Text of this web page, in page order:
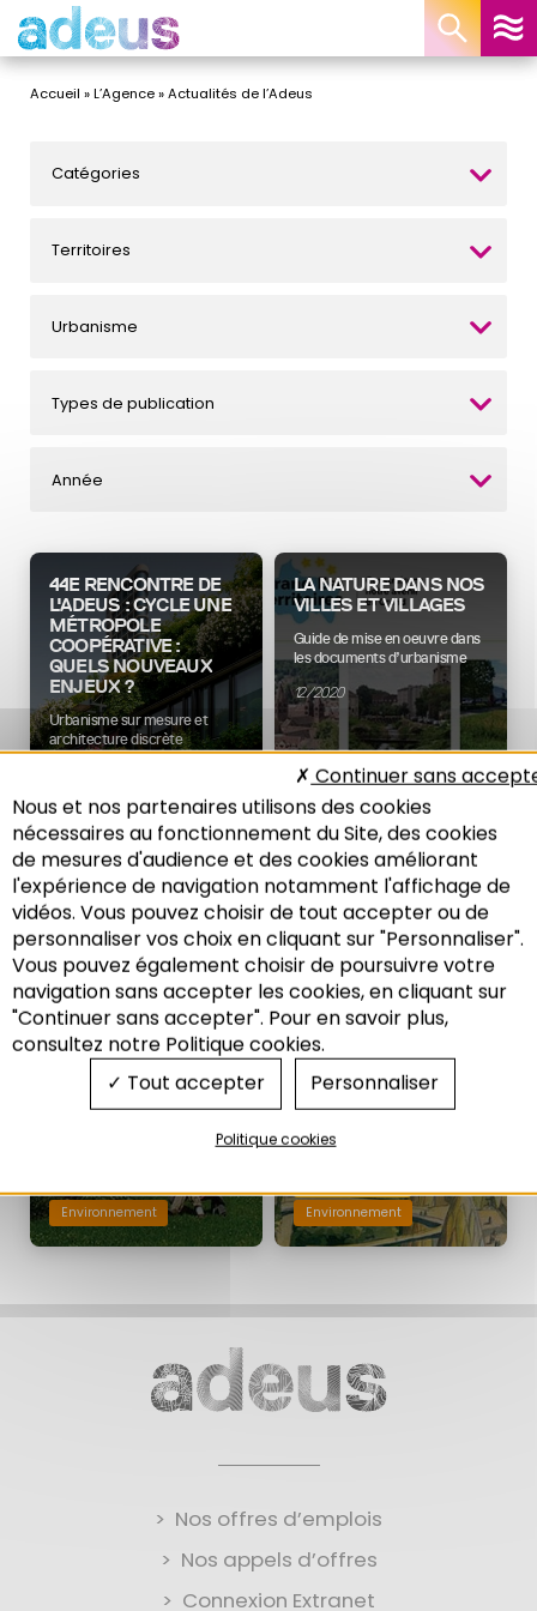
Recherche
Accueil »L’Agence»Actualités de l’Adeus
Catégories
Territoires
Urbanisme
Types de publication
Année
44E RENCONTRE DE
L'ADEUS : CYCLE UNE
MÉTROPOLE
COOPÉRATIVE :
QUELS NOUVEAUX
ENJEUX ?
Urbanisme sur mesure et
architecture discrète
Aménagement
LA NATURE DANS NOS
VILLES ET VILLAGES
Guide de mise en oeuvre dans
les documents d’urbanisme
12/2020
Environnement
LES NOTES DE
L'ADEUS N°302
Les bienfaits du végétal : agir
pour un urbanisme favorable à
la santé
Environnement
NOTE DE L'ADEUS
N°295
Les paradoxes d’un urbanisme
résilient « faire mieux avec
moins de foncier : une
équation complexe »
06/2020
Environnement
Nos offres d’emplois
Nos appels d’offres
Connexion Extranet
Panneau de gestion des cookies
Nous et nos partenaires utilisons des cookies
nécessaires au fonctionnement du Site, des cookies
de mesures d'audience et des cookies améliorant
l'expérience de navigation notamment l'affichage de
vidéos. Vous pouvez choisir de tout accepter ou de
personnaliser vos choix en cliquant sur "Personnaliser".
Vous pouvez également choisir de poursuivre votre
navigation sans accepter les cookies, en cliquant sur
"Continuer sans accepter". Pour en savoir plus,
consultez notre Politique cookies.
Tout accepter
Continuer sans
Personnaliser
Politique cookies